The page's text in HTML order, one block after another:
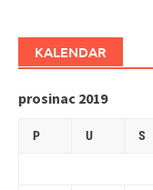
KALENDAR
prosinac 2019
P U S